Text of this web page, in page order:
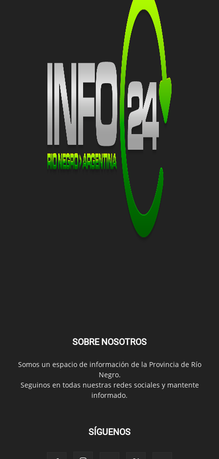
SOBRE NOSOTROS
Somos un espacio de información de la Provincia de Río
Negro.
Seguinos en todas nuestras redes sociales y mantente
informado.
SÍGUENOS